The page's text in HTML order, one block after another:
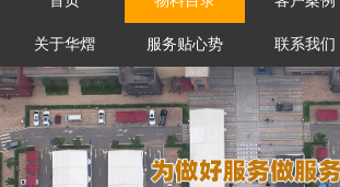
关于华熠 服务贴心势 联系我们